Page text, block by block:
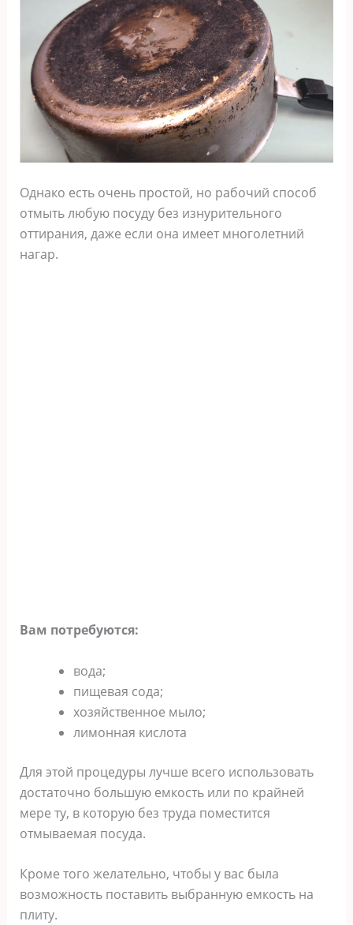
Однако есть очень простой, но рабочий способ
отмыть любую посуду без изнурительного
оттирания, даже если она имеет многолетний
нагар.
Вам потребуются:
вода;
пищевая сода;
хозяйственное мыло;
лимонная кислота
Для этой процедуры лучше всего использовать
достаточно большую емкость или по крайней
мере ту, в которую без труда поместится
отмываемая посуда.
Кроме того желательно, чтобы у вас была
возможность поставить выбранную емкость на
плиту.